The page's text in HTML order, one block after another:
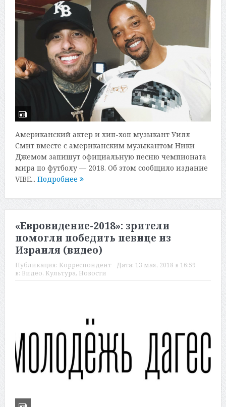
Американский актер и хип-хоп музыкант Уилл
Смит вместе с американским музыкантом Ники
Джемом запишут официальную песню чемпионата
мира по футболу — 2018. Об этом сообщило издание
VIBE... Подробнее
«Евровидение-2018»: зрители
помогли победить певице из
Израиля (видео)
Публикация: Корреспондент Дата: 13 мая, 2018 в 16:59
в: Видео, Культура, Новости